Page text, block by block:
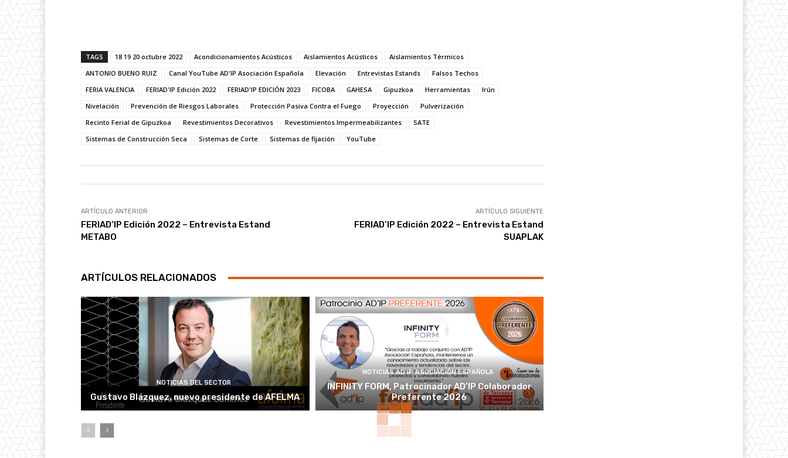
TAGS 18 19 20 octubre 2022 Acondicionamientos Acústicos Aislamientos Acústicos
Aislamientos Térmicos
ANTONIO BUENO RUIZ
Canal YouTube AD'IP Asociación Española Elevación Entrevistas Estands
Falsos Techos
FERIA VALENCIA
FERIAD'IP Edición 2022 FERIAD'IP EDICIÓN 2023 FICOBA GAHESA Gipuzkoa Herramientas
Irún
Nivelación
Prevención de Riesgos Laborales Protección Pasiva Contra el Fuego Proyección
Pulverización
Recinto Ferial de Gipuzkoa
Revestimientos Decorativos Revestimientos Impermeabilizantes
SATE
Sistemas de Construcción Seca
Sistemas de Corte Sistemas de fijación YouTube
ARTÍCULO ANTERIOR
FERIAD’IP Edición 2022 – Entrevista Estand
METABO
ARTÍCULO SIGUIENTE
FERIAD’IP Edición 2022 – Entrevista Estand
SUAPLAK
ARTÍCULOS RELACIONADOS
NOTICIAS DEL SECTOR
Gustavo Blázquez, nuevo presidente de AFELMA
NOTICIAS AD'IP ASOCIACIÓN ESPAÑOLA
INFINITY FORM, Patrocinador AD’IP Colaborador
Preferente 2026